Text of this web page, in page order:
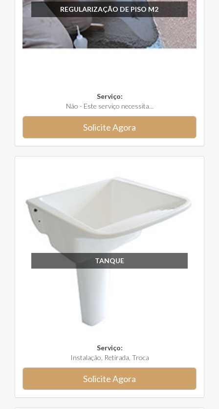
REGULARIZAÇÃO DE PISO M2
Serviço:
Não - Este serviço necessita...
Solicite Agora
TANQUE
Serviço:
Instalação, Retirada, Troca
Solicite Agora